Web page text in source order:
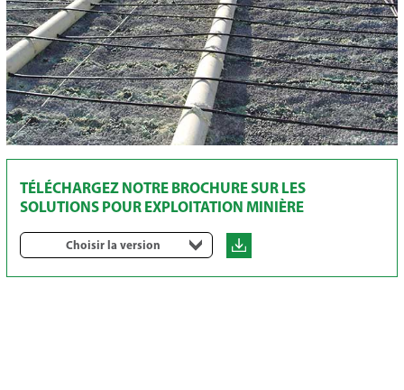
TÉLÉCHARGEZ NOTRE BROCHURE SUR LES
SOLUTIONS POUR EXPLOITATION MINIÈRE
Choisir la version